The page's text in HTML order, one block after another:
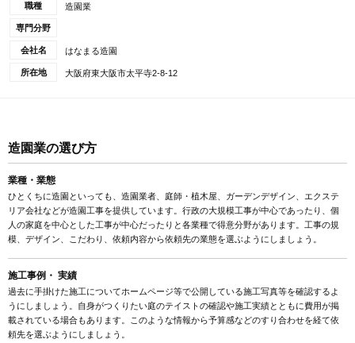
職種 造園業
専門分野
会社名 はなまる造園
所在地 大阪府東大阪市太平寺2-8-12
造園業の選び方
業種・業態
ひとくちに造園といっても、造園業者、庭師・植木屋、ガーデンデザイン、エクステ
リア会社などが造園工事を提供しています。行政の大規模工事が中心であったり、個
人の家庭を中心とした工事が中心だったりと各業種で得意分野があります。工事の規
模、デザイン、こだわり、依頼内容から依頼先の業態を選ぶようにしましょう。
施工事例・ 実績
過去に手掛けた施工についてホームページ等で公開している施工写真等を確認するよ
うにしましょう。自身がつくりたい庭のテイストの確認や施工実績とともに費用が掲
載されている場合もあります。このような情報から予算感などのすり合わせを経て依
頼先を選ぶようにしましょう。